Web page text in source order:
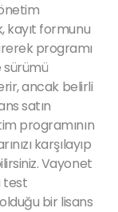
kayıt formunu
programı
sürümü
ancak belirli
satın
programının
karşılayıp
Vayonet
test
bir lisans